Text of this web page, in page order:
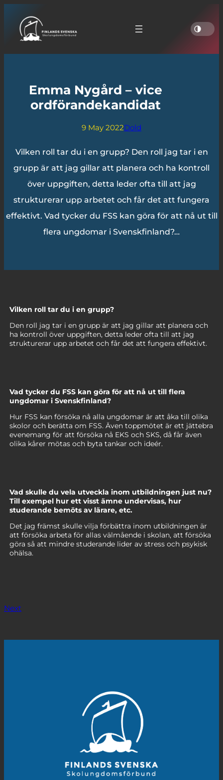
Emma Nygård – vice
ordförandekandidat
9 May 2022Dold
Vilken roll tar du i en grupp? Den roll jag tar i en
grupp är att jag gillar att planera och ha kontroll
över uppgiften, detta leder ofta till att jag
strukturerar upp arbetet och får det att fungera
effektivt. Vad tycker du FSS kan göra för att nå ut till
flera ungdomar i Svenskfinland?…
Vilken roll tar du i en grupp?
Den roll jag tar i en grupp är att jag gillar att planera och
ha kontroll över uppgiften, detta leder ofta till att jag
strukturerar upp arbetet och får det att fungera effektivt.
Vad tycker du FSS kan göra för att nå ut till flera
ungdomar i Svenskfinland?
Hur FSS kan försöka nå alla ungdomar är att åka till olika
skolor och berätta om FSS. Även toppmötet är ett jättebra
evenemang för att försöka nå EKS och SKS, då får även
olika kårer mötas och byta tankar och ideér.
Vad skulle du vela utveckla inom utbildningen just nu?
Till exempel hur ett visst ämne undervisas, hur
studerande bemöts av lärare, etc.
Det jag främst skulle vilja förbättra inom utbildningen är
att försöka arbeta för allas välmående i skolan, att försöka
göra så att mindre studerande lider av stress och psykisk
ohälsa.
Next